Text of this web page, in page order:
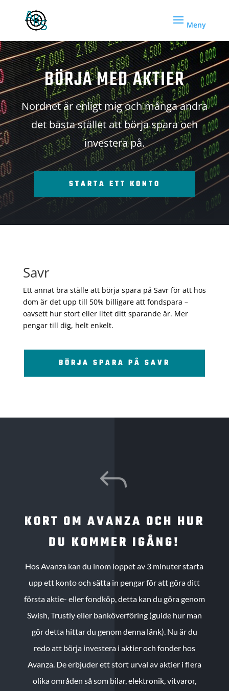
BÖRJA MED AKTIER
Nordnet är enligt mig och många andra
det bästa stället att börja spara och
investera på.
STARTA ETT KONTO
Savr
Ett annat bra ställe att börja spara på Savr för att hos
dom är det upp till 50% billigare att fondspara –
oavsett hur stort eller litet ditt sparande är. Mer
pengar till dig, helt enkelt.
BÖRJA SPARA PÅ SAVR
J
KORT OM AVANZA OCH HUR
DU KOMMER IGÅNG!
Hos Avanza kan du inom loppet av 3 minuter starta
upp ett konto och sätta in pengar för att göra ditt
första aktie- eller fondköp, detta kan du göra genom
Swish, Trustly eller banköverföring (guide hur man
gör detta hittar du genom denna länk). Nu är du
redo att börja investera i aktier och fonder hos
Avanza. De erbjuder ett stort urval av aktier i flera
olika områden så som bilar, elektronik, vitvaror,